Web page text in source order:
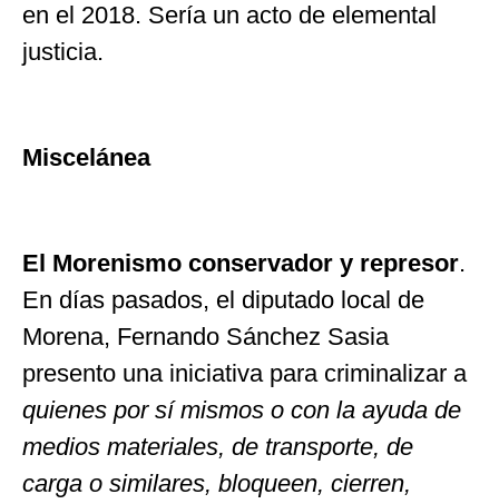
en el 2018. Sería un acto de elemental
justicia.
Miscelánea
El Morenismo conservador y represor.
En días pasados, el diputado local de
Morena, Fernando Sánchez Sasia
presento una iniciativa para criminalizar a
quienes por sí mismos o con la ayuda de
medios materiales, de transporte, de
carga o similares, bloqueen, cierren,